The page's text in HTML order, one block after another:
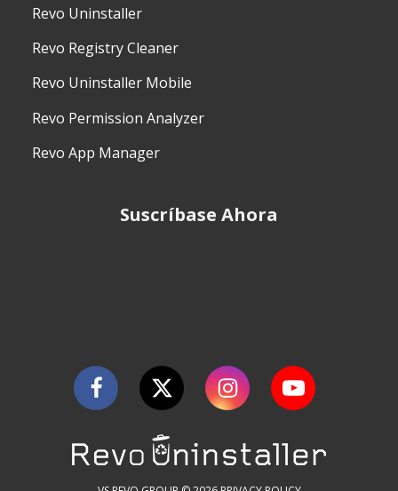
Revo Uninstaller
Revo Registry Cleaner
Revo Uninstaller Mobile
Revo Permission Analyzer
Revo App Manager
Suscríbase Ahora